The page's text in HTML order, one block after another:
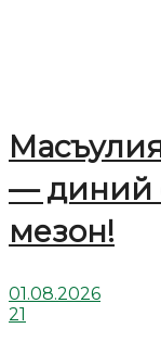
— диний
мезон!
01.08.2026
21